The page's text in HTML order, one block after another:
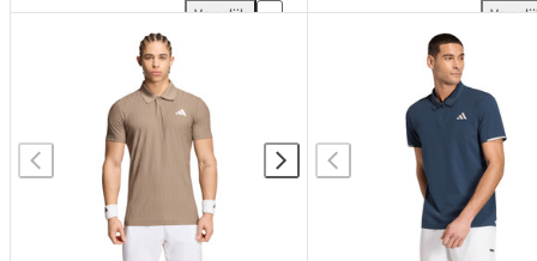
Vergelijk
Indian Maharadja Pique Polo toevoegen aan